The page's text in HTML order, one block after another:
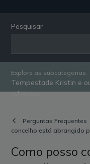
Pesquisar
Explore as subcategorias
Tempestade Kristin e
adversos
Perguntas Frequentes
concelho está abrangido
Como posso